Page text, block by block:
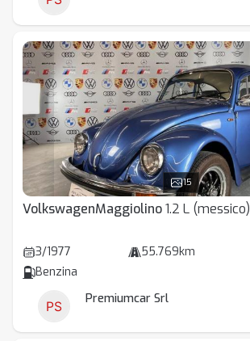
15
VolkswagenMaggiolino1.2 L (messico)
3/1977
55.769km
Benzina
Premiumcar Srl